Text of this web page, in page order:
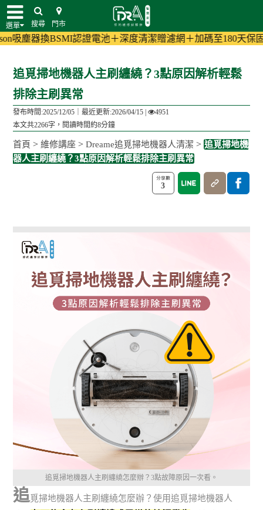
選單 搜尋 門市
認證電池＋深度清潔贈濾網＋加碼至180天保固!(活動詳情)小家
追覓掃地機器人主刷纏繞？3點原因解析輕鬆
排除主刷異常
發布時間:2025/12/05｜最近更新:2026/04/15 |
4951
本文共2266字，閱讀時間約8分鐘
首頁 >維修講座 >Dreame追覓掃地機器人清潔 > 追覓掃地機
器人主刷纏繞？3點原因解析輕鬆排除主刷異常
3
追覓掃地機器人主刷纏繞怎麼辦？3點故障原因一次看。
追覓掃地機器人主刷纏繞怎麼辦？使用追覓掃地機器人